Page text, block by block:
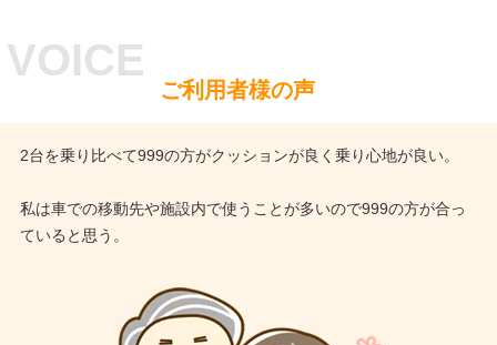
ご利用者様の声
2台を乗り比べて999の方がクッションが良く乗り心地が良い。
私は車での移動先や施設内で使うことが多いので999の方が合っ
ていると思う。